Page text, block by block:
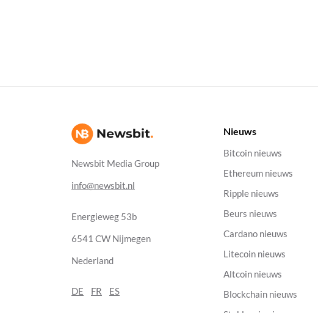
Newsbit Media Group
info@newsbit.nl
Energieweg 53b
6541 CW Nijmegen
Nederland
DE FR ES
Nieuws
Bitcoin nieuws
Ethereum nieuws
Ripple nieuws
Beurs nieuws
Cardano nieuws
Litecoin nieuws
Altcoin nieuws
Blockchain nieuws